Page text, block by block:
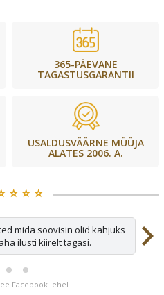
365-PÄEVANE
TAGASTUSGARANTII
USALDUSVÄÄRNE MÜÜJA
ALATES 2006. A.
⭐️ ⭐️ ⭐️
mida soovisin olid kahjuks
ilusti kiirelt tagasi.
Facebook lehel